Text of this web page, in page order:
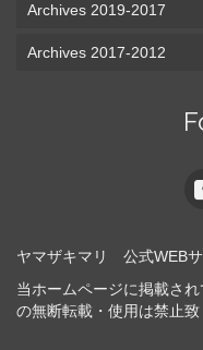
Archives 2019-2017
Archives 2017-2012
ヤマザキマリ 公式WEBサ
当ホームページに掲載さ
の無断転載・使用は禁止致